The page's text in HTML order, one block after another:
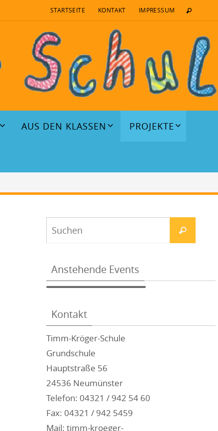
STARTSEITE KONTAKT IMPRESSUM
AUS DEN KLASSEN PROJEKTE
Anstehende Events
Kontakt
Timm-Kröger-Schule
Grundschule
Hauptstraße 56
24536 Neumünster
Telefon: 04321 / 942 54 60
Fax: 04321 / 942 5459
Mail: timm-kroeger-